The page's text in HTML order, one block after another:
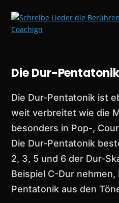
Die Dur-Pentatonik
Die Dur-Pentatonik ist
weit verbreitet wie die
besonders in Pop-,
Die Dur-Pentatonik
2, 3, 5 und 6 der Dur-
Beispiel C-Dur
Pentatonik aus den